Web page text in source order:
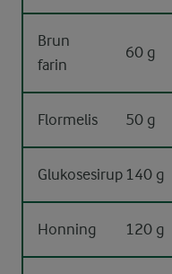
Brun
farin
60 g
Flormelis 50 g
Glukosesirup 140 g
Honning 120 g